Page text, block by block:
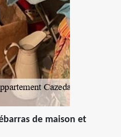
de maison et